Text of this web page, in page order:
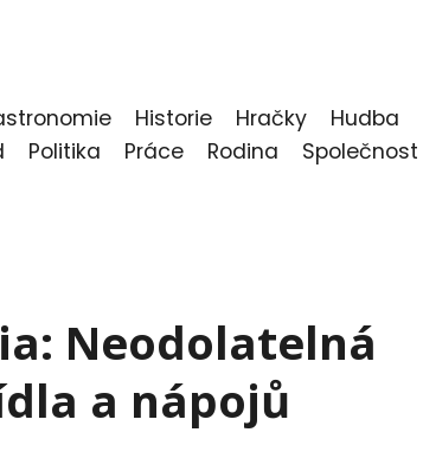
Historie Hračky Hudba
Politika Práce Rodina Společnost
Neodolatelná
a nápojů